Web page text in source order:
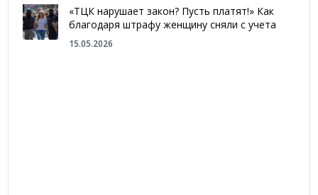
«ТЦК нарушает закон? Пусть платят!» Как
благодаря штрафу женщину сняли с учета
15.05.2026